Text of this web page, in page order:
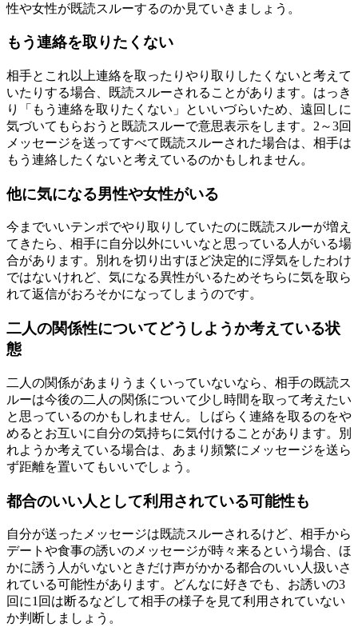
性や女性が既読スルーするのか見ていきましょう。
もう連絡を取りたくない
相手とこれ以上連絡を取ったりやり取りしたくないと考えて
いたりする場合、既読スルーされることがあります。はっき
り「もう連絡を取りたくない」といいづらいため、遠回しに
気づいてもらおうと既読スルーで意思表示をします。2～3回
メッセージを送ってすべて既読スルーされた場合は、相手は
もう連絡したくないと考えているのかもしれません。
他に気になる男性や女性がいる
今までいいテンポでやり取りしていたのに既読スルーが増え
てきたら、相手に自分以外にいいなと思っている人がいる場
合があります。別れを切り出すほど決定的に浮気をしたわけ
ではないけれど、気になる異性がいるためそちらに気を取ら
れて返信がおろそかになってしまうのです。
二人の関係性についてどうしようか考えている状
態
二人の関係があまりうまくいっていないなら、相手の既読ス
ルーは今後の二人の関係について少し時間を取って考えたい
と思っているのかもしれません。しばらく連絡を取るのをや
めるとお互いに自分の気持ちに気付けることがあります。別
れようか考えている場合は、あまり頻繁にメッセージを送ら
ず距離を置いてもいいでしょう。
都合のいい人として利用されている可能性も
自分が送ったメッセージは既読スルーされるけど、相手から
デートや食事の誘いのメッセージが時々来るという場合、ほ
かに誘う人がいないときだけ声がかかる都合のいい人扱いさ
れている可能性があります。どんなに好きでも、お誘いの3
回に1回は断るなどして相手の様子を見て利用されていない
か判断しましょう。